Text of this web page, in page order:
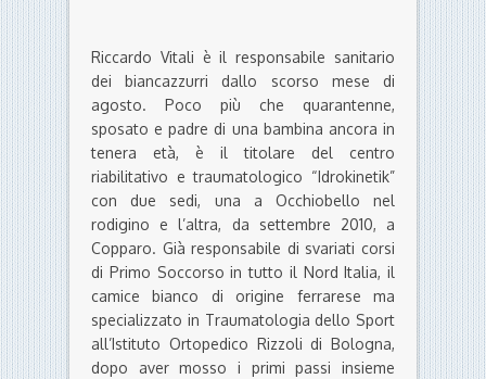
Riccardo Vitali è il responsabile sanitario
dei biancazzurri dallo scorso mese di
agosto. Poco più che quarantenne,
sposato e padre di una bambina ancora in
tenera età, è il titolare del centro
riabilitativo e traumatologico “Idrokinetik”
con due sedi, una a Occhiobello nel
rodigino e l’altra, da settembre 2010, a
Copparo. Già responsabile di svariati corsi
di Primo Soccorso in tutto il Nord Italia, il
camice bianco di origine ferrarese ma
specializzato in Traumatologia dello Sport
all’Istituto Ortopedico Rizzoli di Bologna,
dopo aver mosso i primi passi insieme